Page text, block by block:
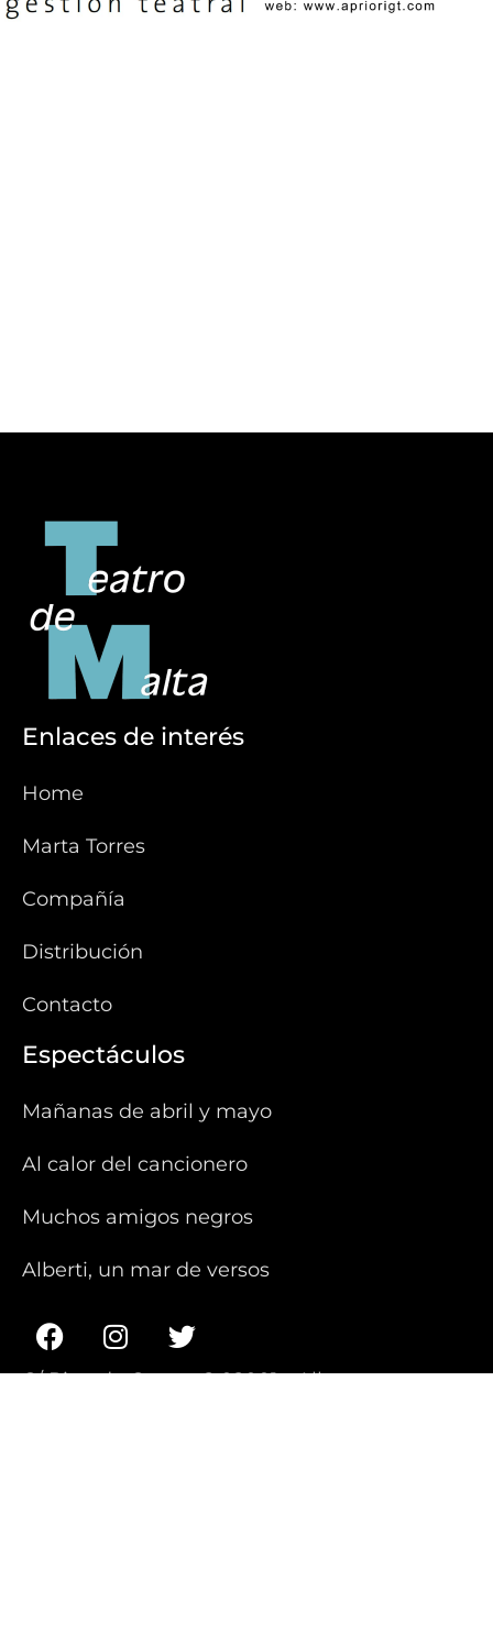
Enlaces de interés
Home
Marta Torres
Compañía
Distribución
Contacto
Espectáculos
Mañanas de abril y mayo
Al calor del cancionero
Muchos amigos negros
Alberti, un mar de versos
C/ Ricardo Castro, 2 02001 - Albacete